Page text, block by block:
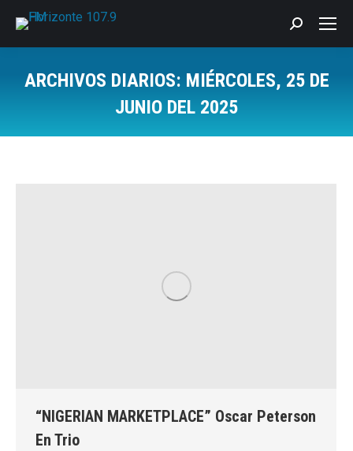
Buscar:
ARCHIVOS DIARIOS: MIÉRCOLES, 25 DE
JUNIO DEL 2025
“NIGERIAN MARKETPLACE” Oscar Peterson
En Trio